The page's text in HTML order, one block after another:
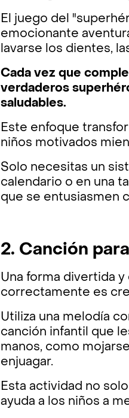
El juego del
emocionante
lavarse los dientes,
Cada vez que
verdaderos
saludables.
Este enfoque
niños motivados
Solo necesitas un
calendario o en una
que se entusiasmen
2. Canción
Una forma divertida y
correctamente es
Utiliza una melodía
canción infantil que
manos, como
enjuagar.
Esta actividad no
ayuda a los niños a